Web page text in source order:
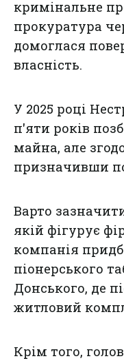
кримінальне
прокуратура
домоглася
власність.
У 2025 році
п'яти років
майна, але
призначивши
Варто
якій фігурує
компанія
піонерського
Донського, де
житловий
Крім того,